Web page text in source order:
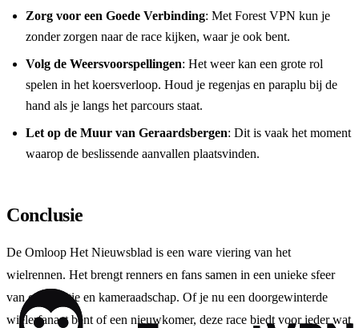
Zorg voor een Goede Verbinding: Met Forest VPN kun je
zonder zorgen naar de race kijken, waar je ook bent.
Volg de Weersvoorspellingen: Het weer kan een grote rol
spelen in het koersverloop. Houd je regenjas en paraplu bij de
hand als je langs het parcours staat.
Let op de Muur van Geraardsbergen: Dit is vaak het moment
waarop de beslissende aanvallen plaatsvinden.
Conclusie
De Omloop Het Nieuwsblad is een ware viering van het
wielrennen. Het brengt renners en fans samen in een unieke sfeer
van competitie en kameraadschap. Of je nu een doorgewinterde
wielerfanaat bent of een nieuwkomer, deze race biedt voor ieder wat